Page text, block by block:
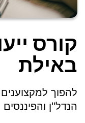
קורס
באילת
להפוך
הנדל"ן והפיננסים